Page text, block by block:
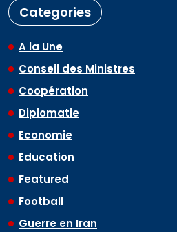
Categories
A la Une
Conseil des Ministres
Coopération
Diplomatie
Economie
Education
Featured
Football
Guerre en Iran